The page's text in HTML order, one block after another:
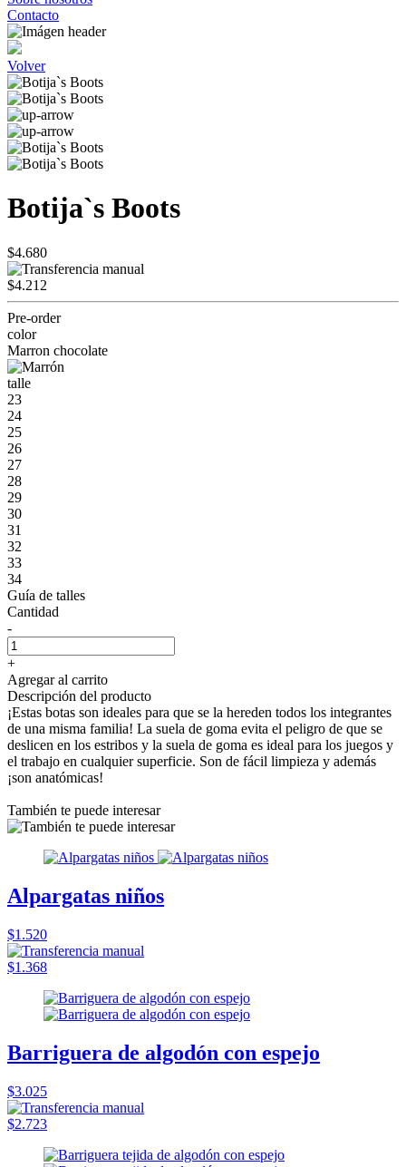
Contacto
Volver
Botija`s Boots
$4.680
$4.212
Pre-order
color
Marron chocolate
talle
23
24
25
26
27
28
29
30
31
32
33
34
Guía de talles
Cantidad
-
+
Agregar al carrito
Descripción del producto
¡Estas botas son ideales para que se la hereden todos los integrantes
de una misma familia! La suela de goma evita el peligro de que se
deslicen en los estribos y la suela de goma es ideal para los juegos y
el trabajo en cualquier superficie. Son de fácil limpieza y además
¡son anatómicas!
También te puede interesar
Alpargatas niños
$1.520
$1.368
Barriguera de algodón con espejo
$3.025
$2.723